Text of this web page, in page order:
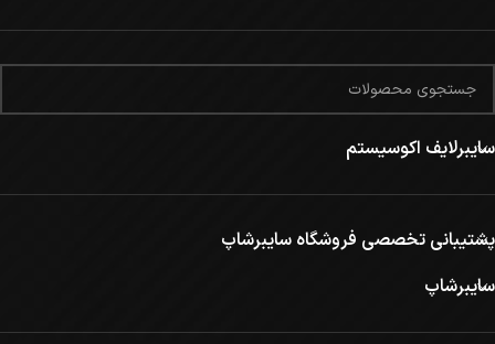
سایبرلایف اکوسیستم
پشتیبانی تخصصی فروشگاه سایبرشاپ
سایبرشاپ